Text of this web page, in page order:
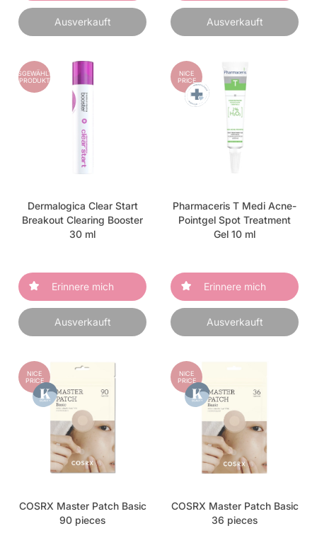
Ausverkauft Ausverkauft
AUSGEWÄHLTES
PRODUKT
Dermalogica Clear Start
Breakout Clearing Booster
30 ml
Erinnere mich
Ausverkauft
NICE
PRICE
Pharmaceris T Medi Acne-
Pointgel Spot Treatment
Gel 10 ml
Erinnere mich
Ausverkauft
NICE
PRICE
COSRX Master Patch Basic
90 pieces
NICE
PRICE
COSRX Master Patch Basic
36 pieces